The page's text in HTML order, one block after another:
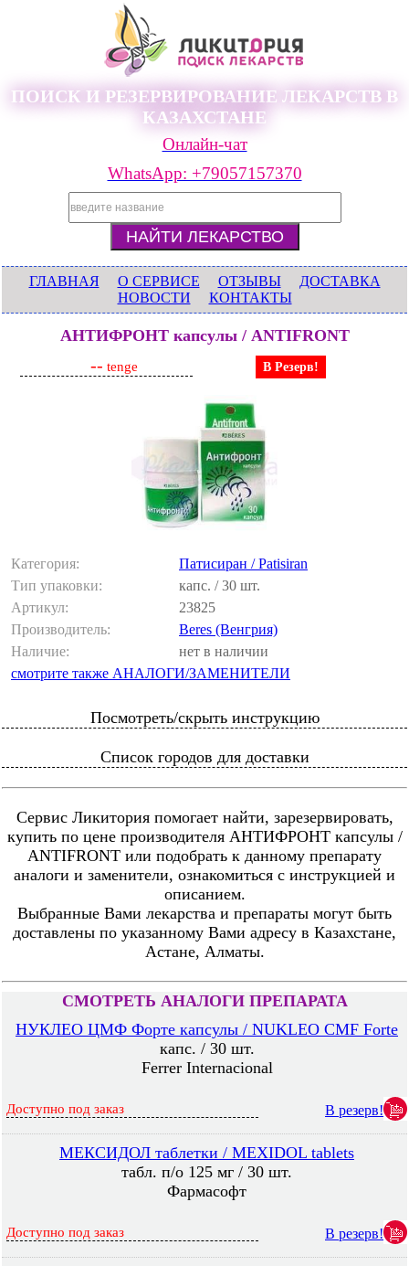
ПОИСК И РЕЗЕРВИРОВАНИЕ ЛЕКАРСТВ В
КАЗАХСТАНЕ
Онлайн-чат
WhatsApp: +79057157370
ГЛАВНАЯ О СЕРВИСЕ ОТЗЫВЫ
ДОСТАВКА
НОВОСТИ
КОНТАКТЫ
АНТИФРОНТ капсулы / ANTIFRONT
-- tenge В Резерв!
Категория:
Патисиран / Patisiran
Тип упаковки:
капс. / 30 шт.
Артикул:
23825
Производитель:
Beres (Венгрия)
Наличие:
нет в наличии
смотрите также АНАЛОГИ/ЗАМЕНИТЕЛИ
Посмотреть/скрыть инструкцию
Список городов для доставки
Сервис Ликитория помогает найти, зарезервировать,
купить по цене производителя АНТИФРОНТ капсулы /
ANTIFRONT или подобрать к данному препарату
аналоги и заменители, ознакомиться с инструкцией и
описанием.
Выбранные Вами лекарства и препараты могут быть
доставлены по указанному Вами адресу в Казахстане,
Астане, Алматы.
СМОТРЕТЬ АНАЛОГИ ПРЕПАРАТА
НУКЛЕО ЦМФ Форте капсулы / NUKLEO CMF Forte
капс. / 30 шт.
Ferrer Internacional
Доступно под заказ В резерв!
МЕКСИДОЛ таблетки / MEXIDOL tablets
табл. п/о 125 мг / 30 шт.
Фармасофт
Доступно под заказ В резерв!